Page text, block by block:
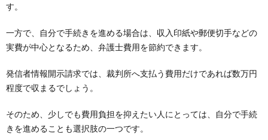
す。
一方で、自分で手続きを進める場合は、収入印紙や郵便切手などの
実費が中心となるため、弁護士費用を節約できます。
発信者情報開示請求では、裁判所へ支払う費用だけであれば数万円
程度で収まるでしょう。
そのため、少しでも費用負担を抑えたい人にとっては、自分で手続
きを進めることも選択肢の一つです。